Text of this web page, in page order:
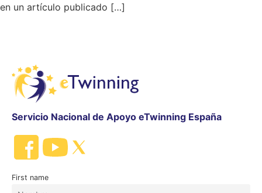
en un artículo publicado […]
Servicio Nacional de Apoyo eTwinning España
First name